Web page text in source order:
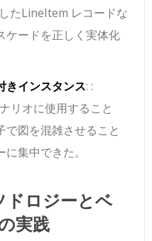
たLineItem レコードな
ケードを正しく実体化
きインスタンス::
リオに使用すること
で図を混雑させること
集中できた。
ドロジーとベ
実践